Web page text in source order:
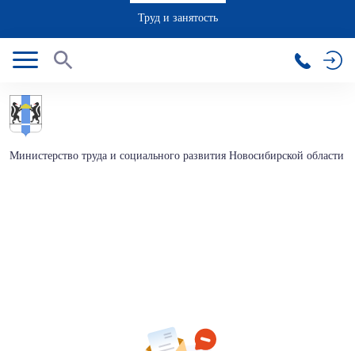
Труд и занятость
Министерство труда и социального развития Новосибирской области